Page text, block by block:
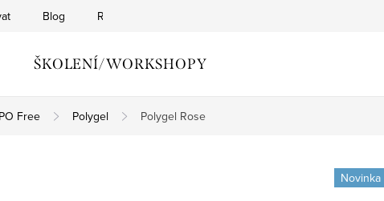
Blog Reklamační řád
ŠKOLENÍ/WORKSHOPY
Free Polygel Polygel Rose
Novinka